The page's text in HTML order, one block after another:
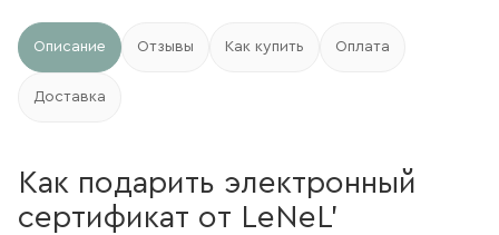
Описание Отзывы Как купить Оплата
Доставка
Как подарить электронный
сертификат от LeNeL'